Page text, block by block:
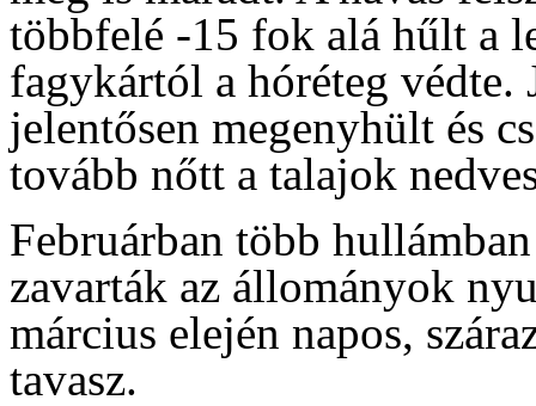
többfelé -15 fok alá hűlt a
fagykártól a hóréteg védte.
jelentősen megenyhült és
tovább nőtt a talajok
Februárban több
zavarták az állományok
március elején napos,
tavasz.